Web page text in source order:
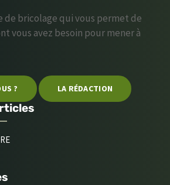
de bricolage qui vous permet de
vous avez besoin pour mener à
? LA RÉDACTION